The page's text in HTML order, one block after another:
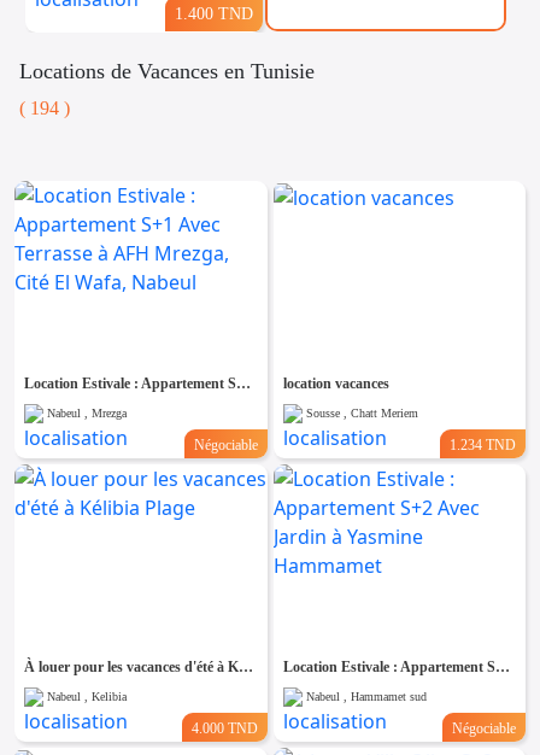
1.400 TND
Locations de Vacances en Tunisie
( 194 )
Location Estivale : Appartement S+1 Avec Terrasse à AFH Mrezga, Cité El Wafa, Nabeul
Nabeul , Mrezga
Négociable
location vacances
Sousse , Chatt Meriem
1.234 TND
À louer pour les vacances d'été à Kélibia Plage
Nabeul , Kelibia
4.000 TND
Location Estivale : Appartement S+2 Avec Jardin à Yasmine Hammamet
Nabeul , Hammamet sud
Négociable